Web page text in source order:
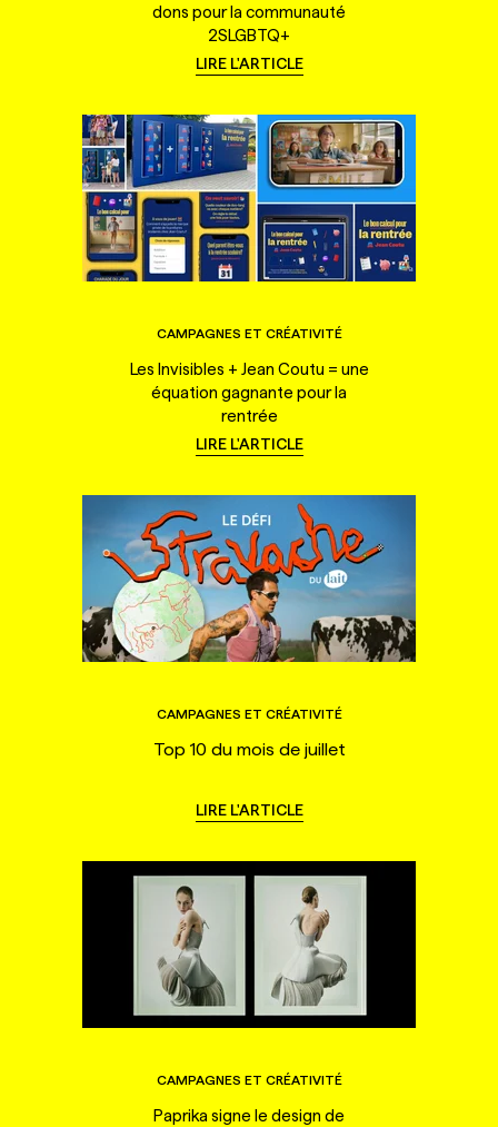
dons pour la communauté
2SLGBTQ+
LIRE L'ARTICLE
CAMPAGNES ET CRÉATIVITÉ
Les Invisibles + Jean Coutu = une
équation gagnante pour la
rentrée
LIRE L'ARTICLE
CAMPAGNES ET CRÉATIVITÉ
Top 10 du mois de juillet
LIRE L'ARTICLE
CAMPAGNES ET CRÉATIVITÉ
Paprika signe le design de